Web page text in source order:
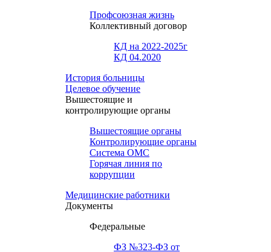
Профсоюзная жизнь
Коллективный договор
КД на 2022-2025г
КД 04.2020
История больницы
Целевое обучение
Вышестоящие и
контролирующие органы
Вышестоящие органы
Контролирующие органы
Система ОМС
Горячая линия по
коррупции
Медицинские работники
Документы
Федеральные
ФЗ №323-ФЗ от